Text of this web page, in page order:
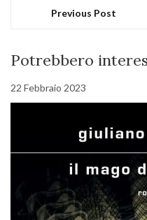
Previous Post
Potrebbero
22 Febbraio 2023